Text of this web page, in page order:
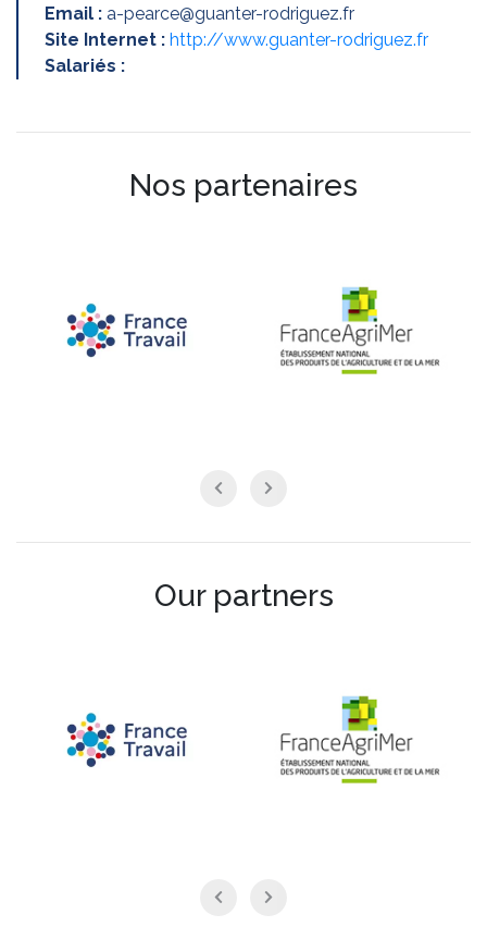
Email : a-pearce@guanter-rodriguez.fr
Site Internet : http://www.guanter-rodriguez.fr
Salariés :
Nos partenaires
Our partners